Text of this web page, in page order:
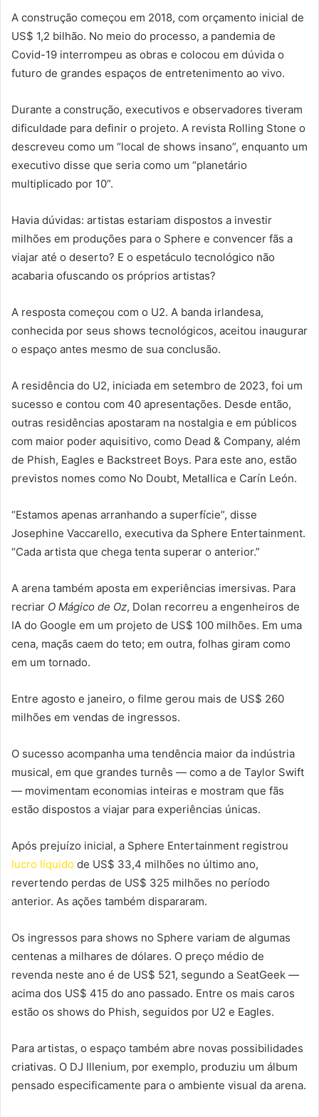
A construção começou em 2018, com orçamento inicial de
US$ 1,2 bilhão. No meio do processo, a pandemia de
Covid-19 interrompeu as obras e colocou em dúvida o
futuro de grandes espaços de entretenimento ao vivo.
Durante a construção, executivos e observadores tiveram
dificuldade para definir o projeto. A revista Rolling Stone o
descreveu como um “local de shows insano”, enquanto um
executivo disse que seria como um “planetário
multiplicado por 10”.
Havia dúvidas: artistas estariam dispostos a investir
milhões em produções para o Sphere e convencer fãs a
viajar até o deserto? E o espetáculo tecnológico não
acabaria ofuscando os próprios artistas?
A resposta começou com o U2. A banda irlandesa,
conhecida por seus shows tecnológicos, aceitou inaugurar
o espaço antes mesmo de sua conclusão.
A residência do U2, iniciada em setembro de 2023, foi um
sucesso e contou com 40 apresentações. Desde então,
outras residências apostaram na nostalgia e em públicos
com maior poder aquisitivo, como Dead & Company, além
de Phish, Eagles e Backstreet Boys. Para este ano, estão
previstos nomes como No Doubt, Metallica e Carín León.
“Estamos apenas arranhando a superfície”, disse
Josephine Vaccarello, executiva da Sphere Entertainment.
“Cada artista que chega tenta superar o anterior.”
A arena também aposta em experiências imersivas. Para
recriar O Mágico de Oz, Dolan recorreu a engenheiros de
IA do Google em um projeto de US$ 100 milhões. Em uma
cena, maçãs caem do teto; em outra, folhas giram como
em um tornado.
Entre agosto e janeiro, o filme gerou mais de US$ 260
milhões em vendas de ingressos.
O sucesso acompanha uma tendência maior da indústria
musical, em que grandes turnês — como a de Taylor Swift
— movimentam economias inteiras e mostram que fãs
estão dispostos a viajar para experiências únicas.
Após prejuízo inicial, a Sphere Entertainment registrou
lucro líquido de US$ 33,4 milhões no último ano,
revertendo perdas de US$ 325 milhões no período
anterior. As ações também dispararam.
Os ingressos para shows no Sphere variam de algumas
centenas a milhares de dólares. O preço médio de
revenda neste ano é de US$ 521, segundo a SeatGeek —
acima dos US$ 415 do ano passado. Entre os mais caros
estão os shows do Phish, seguidos por U2 e Eagles.
Para artistas, o espaço também abre novas possibilidades
criativas. O DJ Illenium, por exemplo, produziu um álbum
pensado especificamente para o ambiente visual da arena.